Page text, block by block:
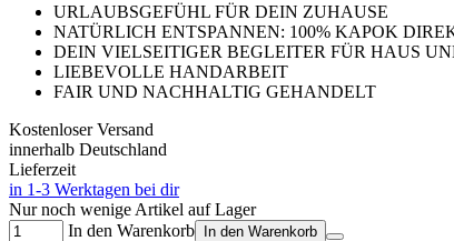
URLAUBSGEFÜHL FÜR DEIN ZUHAUSE
NATÜRLICH ENTSPANNEN: 100% KAPOK
DEIN VIELSEITIGER BEGLEITER FÜR HAUS
LIEBEVOLLE HANDARBEIT
FAIR UND NACHHALTIG GEHANDELT
Kostenloser Versand
innerhalb Deutschland
Lieferzeit
in 1-3 Werktagen bei dir
Nur noch wenige Artikel auf Lager
In den Warenkorb
In den Warenkorb